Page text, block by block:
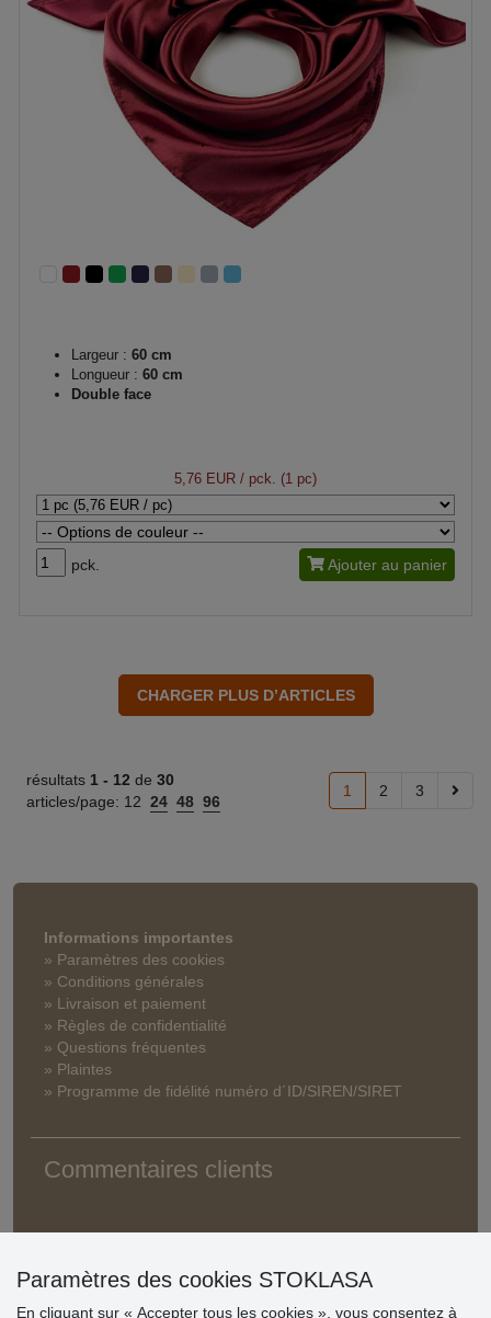
Largeur : 60 cm
Longueur : 60 cm
Double face
5,76 EUR / pck. (1 pc)
pck. Ajouter au panier
résultats 1 - 12 de 30
articles/page: 12 24 48 96
1 2 3
Informations importantes
» Paramètres des cookies
» Conditions générales
» Livraison et paiement
» Règles de confidentialité
» Questions fréquentes
» Plaintes
» Programme de fidélité numéro d´ID/SIREN/SIRET
Commentaires clients
Paramètres des cookies STOKLASA
En cliquant sur « Accepter tous les cookies », vous consentez à